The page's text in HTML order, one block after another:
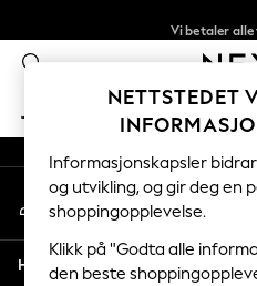
Vi betaler alle
Fleksible og sikre
JENTER GUTTER BABY
GIRLS
New In
50 - 92cm
98 - 110cm
116 - 134cm
An error occurred on client
Våre
Min konto
Logg inn på kontoen din
Hjelp
NETTSTEDET
Informasjonskapsler
og utvikling, og gir deg en
shoppingopplevelse.
Klikk på "Godta alle
den beste